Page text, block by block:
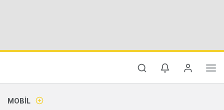
MOBIL